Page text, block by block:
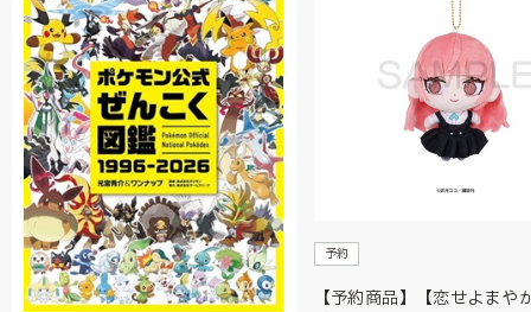
予約
【予約商品】【恋せよまや